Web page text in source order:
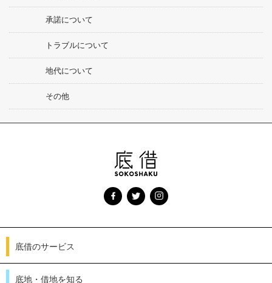
承諾について
トラブルについて
地代について
その他
底借のサービス
底地・借地を知る